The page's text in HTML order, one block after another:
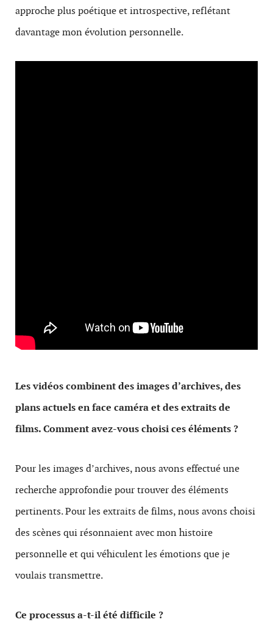
approche plus poétique et introspective, reflétant
davantage mon évolution personnelle.
Les vidéos combinent des images d’archives, des
plans actuels en face caméra et des extraits de
films. Comment avez-vous choisi ces éléments ?
Pour les images d’archives, nous avons effectué une
recherche approfondie pour trouver des éléments
pertinents. Pour les extraits de films, nous avons choisi
des scènes qui résonnaient avec mon histoire
personnelle et qui véhiculent les émotions que je
voulais transmettre.
Ce processus a-t-il été difficile ?